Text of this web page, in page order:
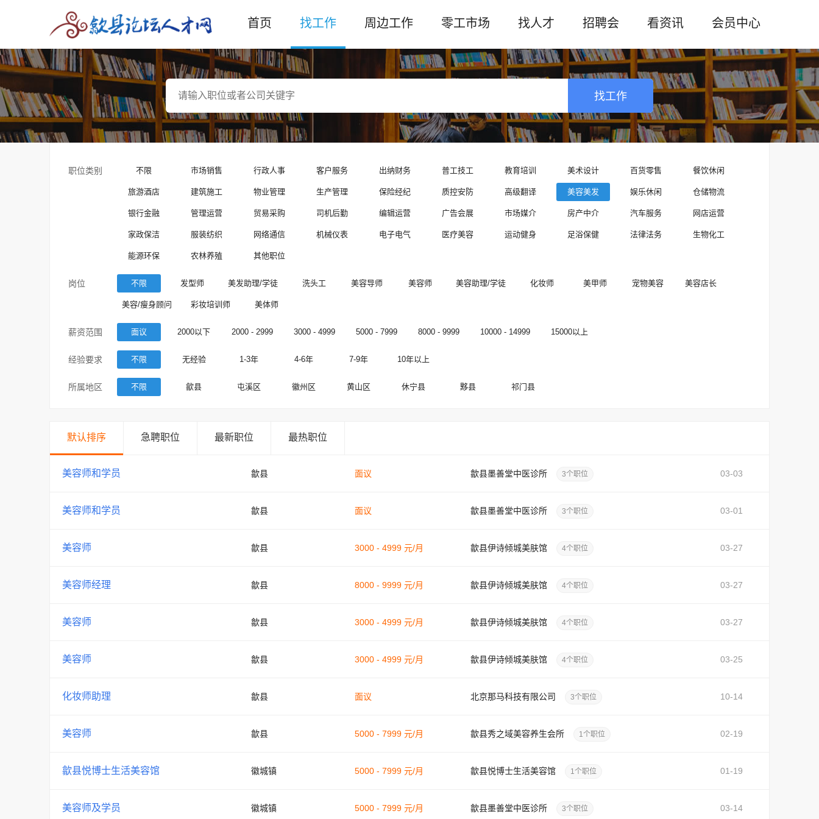
首页 找工作 周边工作 零工市场 找人才 招聘会 看资讯 会员中心
找工作
职位类别 不限 市场销售 行政人事 客户服务 出纳财务 普工技工 教育培训 美术设计 百货零售 餐饮休闲
旅游酒店 建筑施工 物业管理 生产管理 保险经纪 质控安防 高级翻译 美容美发 娱乐休闲 仓储物流
银行金融 管理运营 贸易采购 司机后勤 编辑运营 广告会展 市场媒介 房产中介 汽车服务 网店运营
家政保洁 服装纺织 网络通信 机械仪表 电子电气 医疗美容 运动健身 足浴保健 法律法务 生物化工
能源环保 农林养殖 其他职位
岗位 不限 发型师 美发助理/学徒 洗头工 美容导师 美容师 美容助理/学徒 化妆师 美甲师 宠物美容 美容店长
美容/瘦身顾问 彩妆培训师 美体师
薪资范围 面议 2000以下 2000 - 2999 3000 - 4999 5000 - 7999 8000 - 9999 10000 - 14999 15000以上
经验要求 不限 无经验 1-3年 4-6年 7-9年 10年以上
所属地区 不限 歙县 屯溪区 徽州区 黄山区 休宁县 黟县 祁门县
默认排序 急聘职位 最新职位 最热职位
美容师和学员 歙县 面议 歙县墨善堂中医诊所 3个职位 03-03
美容师和学员 歙县 面议 歙县墨善堂中医诊所 3个职位 03-01
美容师 歙县 3000 - 4999 元/月 歙县伊诗倾城美肤馆 4个职位 03-27
美容师经理 歙县 8000 - 9999 元/月 歙县伊诗倾城美肤馆 4个职位 03-27
美容师 歙县 3000 - 4999 元/月 歙县伊诗倾城美肤馆 4个职位 03-27
美容师 歙县 3000 - 4999 元/月 歙县伊诗倾城美肤馆 4个职位 03-25
化妆师助理 歙县 面议 北京那马科技有限公司 3个职位 10-14
美容师 歙县 5000 - 7999 元/月 歙县秀之域美容养生会所 1个职位 02-19
歙县悦博士生活美容馆 徽城镇 5000 - 7999 元/月 歙县悦博士生活美容馆 1个职位 01-19
美容师及学员 徽城镇 5000 - 7999 元/月 歙县墨善堂中医诊所 3个职位 03-14